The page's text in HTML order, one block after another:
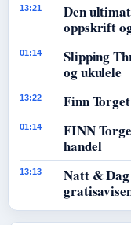
13:21
Den
oppskrift
01:14
Slipping
og ukulele
13:22 Finn
01:14
FINN
handel
13:13
Natt & Dag